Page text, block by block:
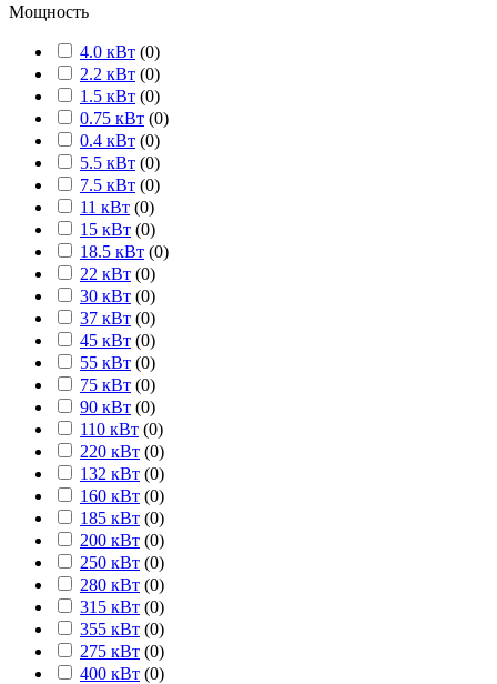
Мощность
4.0 кВт (0)
2.2 кВт (0)
1.5 кВт (0)
0.75 кВт (0)
0.4 кВт (0)
5.5 кВт (0)
7.5 кВт (0)
11 кВт (0)
15 кВт (0)
18.5 кВт (0)
22 кВт (0)
30 кВт (0)
37 кВт (0)
45 кВт (0)
55 кВт (0)
75 кВт (0)
90 кВт (0)
110 кВт (0)
220 кВт (0)
132 кВт (0)
160 кВт (0)
185 кВт (0)
200 кВт (0)
250 кВт (0)
280 кВт (0)
315 кВт (0)
355 кВт (0)
275 кВт (0)
400 кВт (0)